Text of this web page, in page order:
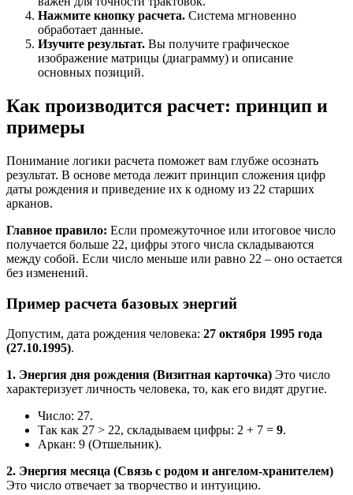
Нажмите кнопку расчета. Система мгновенно
обработает данные.
Изучите результат. Вы получите графическое
изображение матрицы (диаграмму) и описание
основных позиций.
Как производится расчет: принцип и
примеры
Понимание логики расчета поможет вам глубже осознать
результат. В основе метода лежит принцип сложения цифр
даты рождения и приведение их к одному из 22 старших
арканов.
Главное правило: Если промежуточное или итоговое число
получается больше 22, цифры этого числа складываются
между собой. Если число меньше или равно 22 – оно остается
без изменений.
Пример расчета базовых энергий
Допустим, дата рождения человека: 27 октября 1995 года
(27.10.1995).
1. Энергия дня рождения (Визитная карточка) Это число
характеризует личность человека, то, как его видят другие.
Число: 27.
Так как 27 > 22, складываем цифры: 2 + 7 = 9.
Аркан: 9 (Отшельник).
2. Энергия месяца (Связь с родом и ангелом-хранителем)
Это число отвечает за творчество и интуицию.